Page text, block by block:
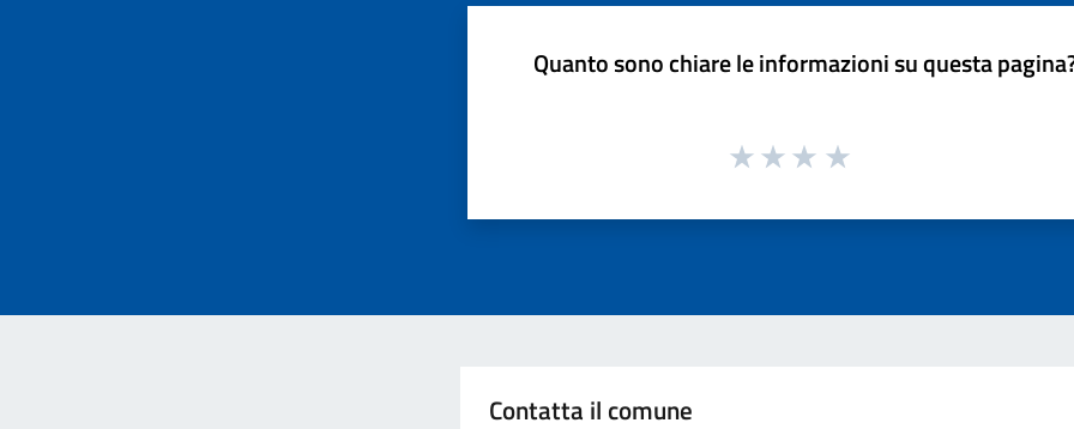
Quanto sono chiare le informazioni su questa
Contatta il comune